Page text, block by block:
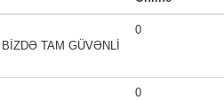
TAM GÜVƏNLİ
0
0